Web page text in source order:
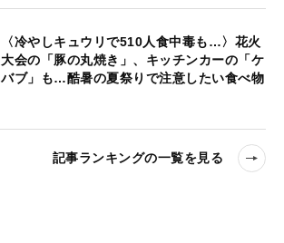
〈冷やしキュウリで510人食中毒も…〉花火
大会の「豚の丸焼き」、キッチンカーの「ケ
バブ」も…酷暑の夏祭りで注意したい食べ物
記事ランキングの一覧を見る